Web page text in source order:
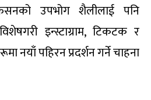
उपभोग शैलीलाई पनि
इन्स्टाग्राम, टिकटक र
पहिरन प्रदर्शन गर्ने चाहना